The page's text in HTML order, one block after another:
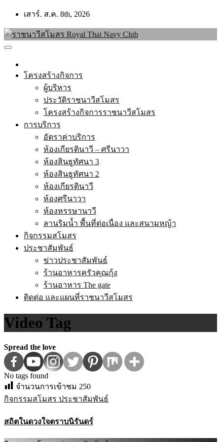
Skip
content
เสาร์. ส.ค. 8th, 2026
โครงสร้างกิจการ
ผู้บริหาร
ประวัติราชนาวีสโมสร
โครงสร้างกิจการราชนาวีสโมสร
การบริการ
อัตราค่าบริการ
ห้องเกียรตินาวี – ศรีนาวา
ห้องสินธูทัศนา 3
ห้องสินธูทัศนา 2
ห้องเกียรตินาวี
ห้องศรีนาวา
ห้องหรรษานาวี
ลานริมน้ำ พื้นที่ต่อเนื่อง และสนามหญ้า
กิจกรรมสโมสร
ประชาสัมพันธ์
ข่าวประชาสัมพันธ์
ร้านอาหารครัวคุณกุ้ง
ร้านอาหาร The gate
ติดต่อ และแผนที่ราชนาวีสโมสร
Video Tag
Spread the love
No tags found
จำนวนการเข้าชม 250
กิจกรรมสโมสร ประชาสัมพันธ์
สถิตในดวงใจตราบนิรันดร์